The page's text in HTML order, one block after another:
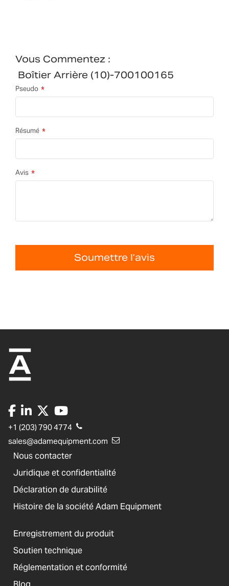
Vous Commentez :
Boîtier Arrière (10)-700100165
Pseudo
Résumé
Avis
Soumettre l’avis
+1 (203) 790 4774
sales@adamequipment.com
Nous contacter
Juridique et confidentialité
Déclaration de durabilité
Histoire de la société Adam Equipment
Enregistrement du produit
Soutien technique
Réglementation et conformité